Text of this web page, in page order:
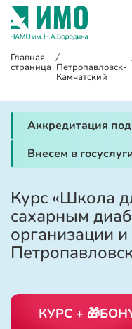
Главная
страница
/
Петропавловск-
Камчатский
Аккредитация
Внесем в
Курс «Школа
сахарным
организации
КУРС +